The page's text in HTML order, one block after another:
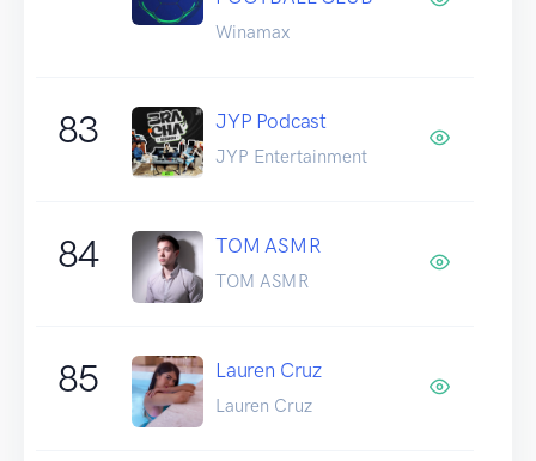
Winamax
83 JYP Podcast
JYP Entertainment
84 TOM ASMR
TOM ASMR
85 Lauren Cruz
Lauren Cruz